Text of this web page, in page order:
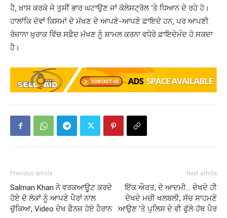
ਹੈ,ਖ਼ਾਸਕਰਕੇ ਜੇ ਤੁਸੀਂ ਭਾਰ ਘਟਾਉਣ ਜਾਂ ਕੋਲੇਸਟ੍ਰੋਲ ‘ਤੇ ਧਿਆਨ ਦੇ ਰਹੇ ਹੋ।
ਹਾਲਾਂਕਿ ਦੋਵਾਂ ਕਿਸਮਾਂ ਦੇ ਮੱਖਣ ਦੇ ਆਪਣੇ-ਆਪਣੇ ਫ਼ਾਇਦੇ ਹਨ, ਪਰ ਆਪਣੀ
ਰੋਜ਼ਾਨਾਖ਼ੁਰਾਕਵਿੱਚਸਫ਼ੈਦ ਮੱਖਣ ਨੂੰ ਸ਼ਾਮਲ ਕਰਨਾ ਵਧੇਰੇਫ਼ਾਇਦੇਮੰਦ ਹੋ ਸਕਦਾ
ਹੈ।
Previous article
Salman Khan ਨੇ ਵਰਕਆਊਟ ਕਰਦੇ
ਹੋਏ ਦੋ ਲੋਕਾਂ ਨੂੰ ਆਪਣੇ ਪੈਰਾਂ ਨਾਲ
ਚੁੱਕਿਆ, Video ਦੇਖ ਫੈਨਜ਼ ਹੋਏ ਹੈਰਾਨ
Next article
ਇੱਕ ਔਰਤ, ਦੋ ਆਦਮੀ… ਦੇਖਦੇ ਹੀ
ਦੇਖਦੇ ਮਚੀ ਖਲਬਲੀ, ਸੱਚ ਸਾਹਮਣੇ
ਆਉਣ ‘ਤੇ ਪੁਲਿਸ ਦੇ ਵੀ ਫੁੱਲੇ ਹੱਥ ਪੈਰ